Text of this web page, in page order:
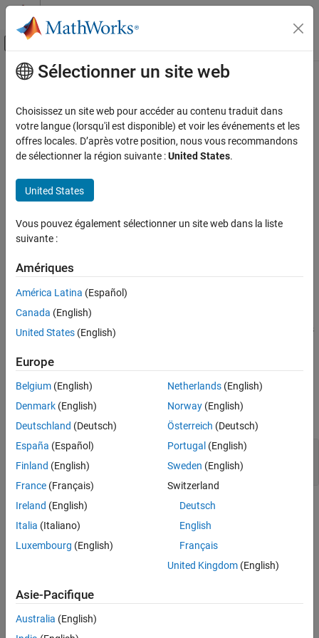
Passer au contenu
Activer/désactiver l'affichage du menu
Accueil de la documentation
MATLAB Report Generator
Report Generator Development
Report Generator Creation
Input Arguments
See Also
Contenu principal
fill
Class:mlreportgen.report.Report
Namespace:mlreportgen.report
expand all in page
fill(report)
Description
fill( )fills each hole in the template of this report. Holes
are filled with the value of the report property that has the same
name as the hole. This method assumes that
is a subclass
properties that define how to fill the holes.
Input Arguments
report—
mlreportgen.report.Reportobject
Version History
Introduced in R2017b
mlreportgen.report.Report
Sélectionner un site web
Choisissez un site web pour accéder au contenu traduit dans
votre langue (lorsqu'il est disponible) et voir les événements et les
offres locales. D’après votre position, nous vous recommandons
de sélectionner la région suivante :United States.
United States
Vous pouvez également sélectionner un site web dans la liste
suivante :
Amériques
América Latina (Español)
Canada (English)
United States (English)
Europe
Belgium (English)
Denmark (English)
Deutschland (Deutsch)
España (Español)
Finland (English)
France (Français)
Ireland (English)
Italia (Italiano)
Luxembourg (English)
Netherlands(English)
Norway(English)
Österreich (Deutsch)
Portugal (English)
Sweden (English)
Switzerland
Deutsch
English
Français
United Kingdom(English)
Asie-Pacifique
Australia (English)